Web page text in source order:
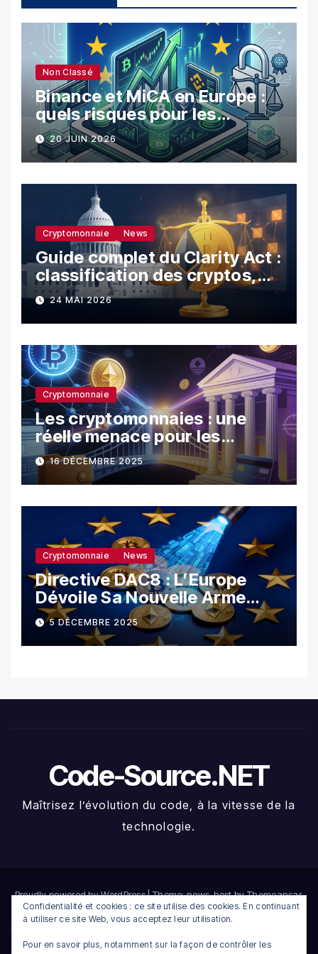
Non Classé
Binance et MiCA en Europe :
quels risques pour les
utilisateurs ?
20 JUIN 2026
Cryptomonnaie News
Guide complet du Clarity Act :
classification des cryptos,
SEC vs CFTC, et impacts sur
les investisseurs
24 MAI 2026
Cryptomonnaie
Les cryptomonnaies : une
réelle menace pour les
banques ?
16 DÉCEMBRE 2025
Cryptomonnaie News
Directive DAC8 : L’Europe
Dévoile Sa Nouvelle Arme
Contre La Fraude Fiscale
Crypto
5 DÉCEMBRE 2025
Code-Source.NET
Maîtrisez l’évolution du code, à la vitesse de la
technologie.
Proudly powered by WordPress|Theme: news-host byThemeansar.
Home
Confidentialité et cookies : ce site utilise des cookies. En continuant
à utiliser ce site Web, vous acceptez leur utilisation.
Pour en savoir plus, notamment sur la façon de contrôler les